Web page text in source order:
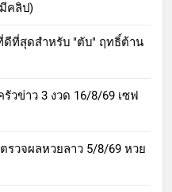
คลิป)
ดีที่สุดสำหรับ "ตับ" ฤทธิ์ต้าน
วข่าว 3 งวด 16/8/69 เซฟ
รวจผลหวยลาว 5/8/69 หวย